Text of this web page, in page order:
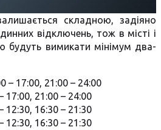
складною, задіяно
відключень, тож в місті і
будуть вимикати мінімум два-
– 17:00, 21:00 – 24:00
17:00, 21:00 – 24:00
12:30, 16:30 – 21:30
12:30, 16:30 – 21:30